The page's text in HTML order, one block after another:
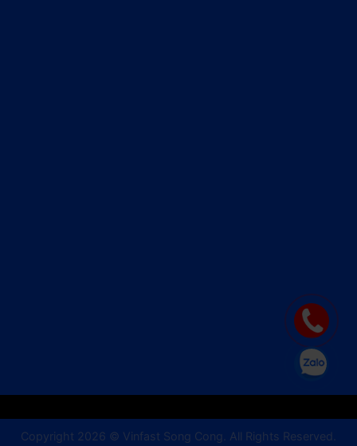
Copyright 2026 © Vinfast Song Cong. All Rights Reserved.